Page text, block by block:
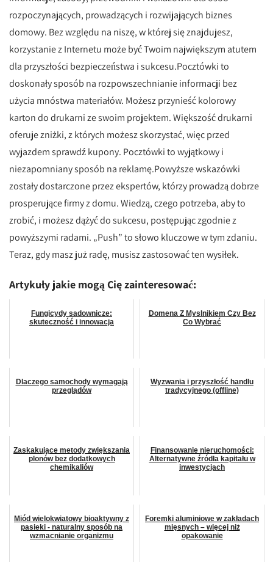
rozpoczynających, prowadzących i rozwijających biznes
domowy. Bez względu na niszę, w której się znajdujesz,
korzystanie z Internetu może być Twoim największym atutem
dla przyszłości bezpieczeństwa i sukcesu.Pocztówki to
doskonały sposób na rozpowszechnianie informacji bez
użycia mnóstwa materiałów. Możesz przynieść kolorowy
karton do drukarni ze swoim projektem. Większość drukarni
oferuje zniżki, z których możesz skorzystać, więc przed
wyjazdem sprawdź kupony. Pocztówki to wyjątkowy i
niezapomniany sposób na reklamę.Powyższe wskazówki
zostały dostarczone przez ekspertów, którzy prowadzą dobrze
prosperujące firmy z domu. Wiedzą, czego potrzeba, aby to
zrobić, i możesz dążyć do sukcesu, postępując zgodnie z
powyższymi radami. „Push” to słowo kluczowe w tym zdaniu.
Teraz, gdy masz już radę, musisz zastosować ten wysiłek.
Artykuły jakie mogą Cię zainteresować:
Fungicydy sadownicze:
skuteczność i innowacja
Domena Z Myslnikiem Czy Bez
Co Wybrać
Dlaczego samochody wymagają
przeglądów
Wyzwania i przyszłość handlu
tradycyjnego (offline)
Zaskakujące metody zwiększania
plonów bez dodatkowych
chemikaliów
Finansowanie nieruchomości:
Alternatywne źródła kapitału w
inwestycjach
Miód wielokwiatowy bioaktywny z
pasieki - naturalny sposób na
wzmacnianie organizmu
Foremki aluminiowe w zakładach
mięsnych – więcej niż
opakowanie